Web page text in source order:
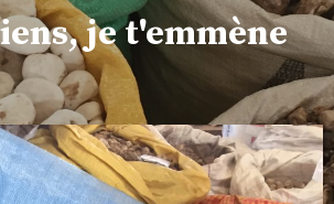
je t'emmène